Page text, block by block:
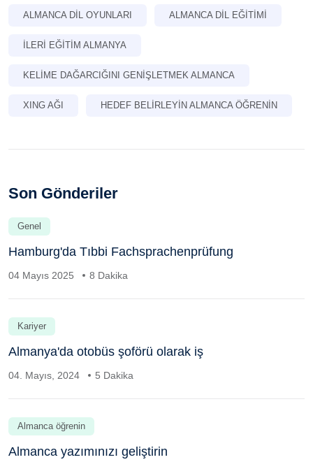
ALMANCA DIL OYUNLARI ALMANCA DIL EĞITIMI
İLERI EĞITIM ALMANYA
KELIME DAĞARCIĞINI GENIŞLETMEK ALMANCA
XING AĞI HEDEF BELIRLEYIN ALMANCA ÖĞRENIN
Son Gönderiler
Genel
Hamburg'da Tıbbi Fachsprachenprüfung
04 Mayıs 2025 8 Dakika
Kariyer
Almanya'da otobüs şoförü olarak iş
04. Mayıs, 2024 5 Dakika
Almanca öğrenin
Almanca yazımınızı geliştirin